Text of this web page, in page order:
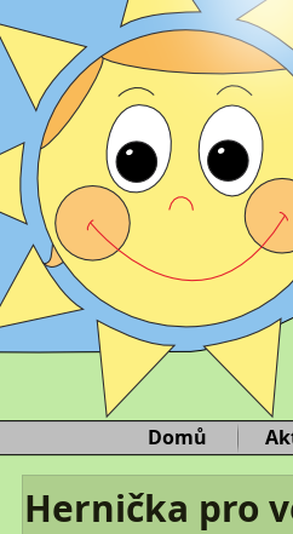
Domů
Hernička pro